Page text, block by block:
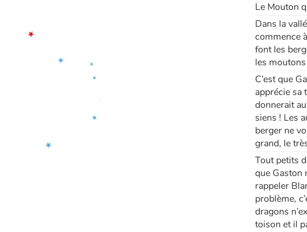
Le Mouton
Dans la
commence
font les
les
C’est que
apprécie sa
donnerait
siens ! Les
berger ne
grand, le
Tout petits
que Gaston
rappeler
problème,
dragons
toison et il